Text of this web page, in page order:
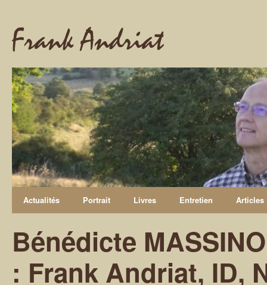
Frank Andriat
Actualités Portrait Livres Entretien Articles
Bénédicte
: Frank Andriat, ID,